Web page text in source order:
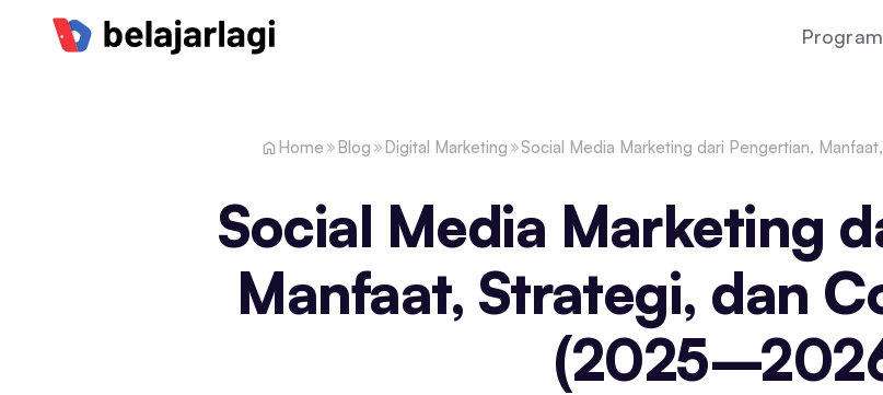
Home Blog Digital Marketing Social Media Marketing dari Pengertian,
Social Media Marketing
Manfaat, Strategi, dan